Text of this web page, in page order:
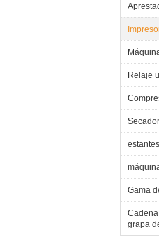
Relaje
Gama
grapa